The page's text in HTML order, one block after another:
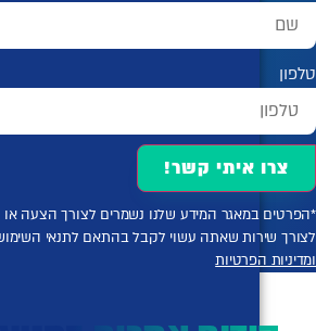
טלפון
צרו איתי קשר!
*הפרטים במאגר המידע שלנו נשמרים לצורך הצעה או
לצורך שירות שאתה עשוי לקבל בהתאם לתנאי
ומדיניות הפרטיות